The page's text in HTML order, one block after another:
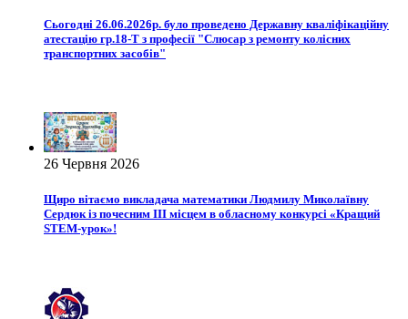
Сьогодні 26.06.2026р. було проведено Державну кваліфікаційну
атестацію гр.18-Т з професії "Слюсар з ремонту колісних
транспортних засобів"
26 Червня 2026
Щиро вітаємо викладача математики Людмилу Миколаївну
Сердюк із почесним ІІІ місцем в обласному конкурсі «Кращий
STEM-урок»!